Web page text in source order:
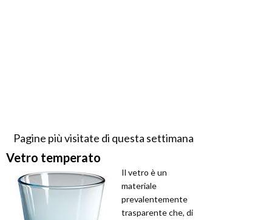
Pagine più visitate di questa settimana
Vetro temperato
Il vetro è un
materiale
prevalentemente
trasparente che, di